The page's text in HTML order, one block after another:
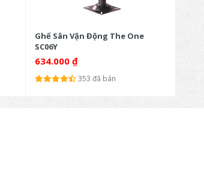
Ghế Sân Vận Động The One
SC06Y
634.000 ₫
353 đã bán